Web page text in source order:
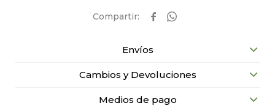
 
Envíos
Cambios y Devoluciones
Medios de pago